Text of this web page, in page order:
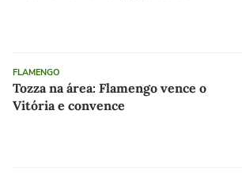
FLAMENGO
Tozza na área: Flamengo vence o
Vitória e convence